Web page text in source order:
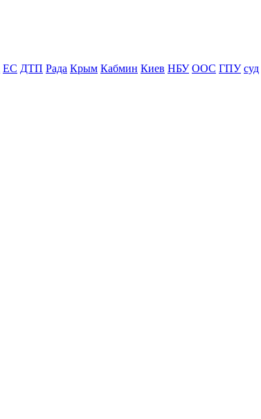
ЕС ДТП Рада Крым Кабмин Киев НБУ ООС ГПУ суд